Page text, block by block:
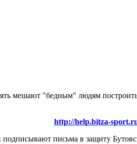
мешают "бедным" людям
http://help.bitza-
письма в защиту